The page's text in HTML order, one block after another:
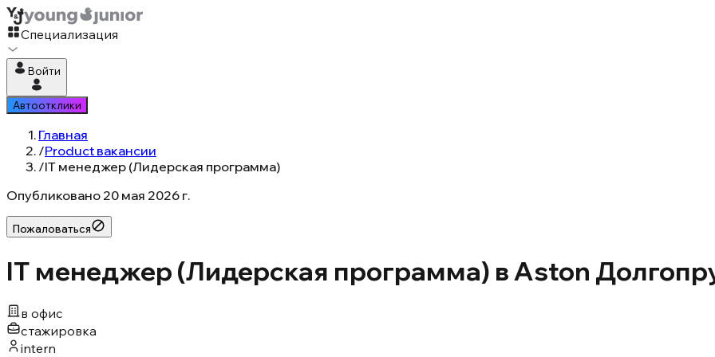
Специализация
Войти
Автоотклики
Главная
/Product вакансии
/IT менеджер (Лидерская программа)
Опубликовано 20 мая 2026 г.
Пожаловаться
IT менеджер (Лидерская программа) в Aston
в офис
стажировка
intern